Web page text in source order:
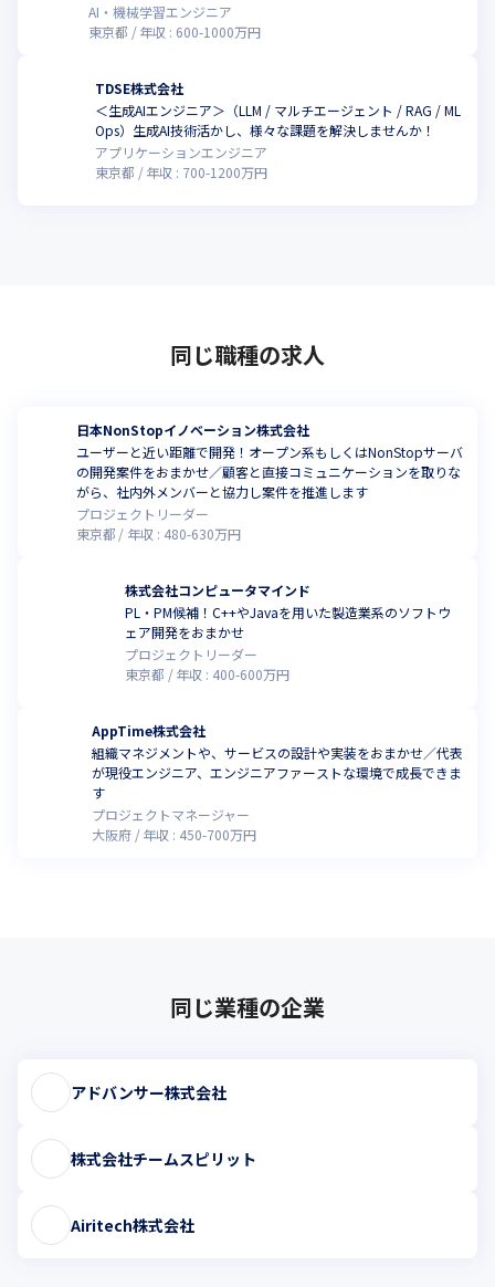
AI・機械学習エンジニア
東京都
年収 : 600-1000万円
TDSE株式会社
＜生成AIエンジニア＞（LLM / マルチエージェント / RAG / ML
Ops）生成AI技術活かし、様々な課題を解決しませんか！
アプリケーションエンジニア
東京都
年収 : 700-1200万円
同じ職種の求人
日本NonStopイノベーション株式会社
ユーザーと近い距離で開発！オープン系もしくはNonStopサーバ
の開発案件をおまかせ／顧客と直接コミュニケーションを取りな
がら、社内外メンバーと協力し案件を推進します
プロジェクトリーダー
東京都
年収 : 480-630万円
株式会社コンピュータマインド
PL・PM候補！C++やJavaを用いた製造業系のソフトウ
ェア開発をおまかせ
プロジェクトリーダー
東京都
年収 : 400-600万円
AppTime株式会社
組織マネジメントや、サービスの設計や実装をおまかせ／代表
が現役エンジニア、エンジニアファーストな環境で成長できま
す
プロジェクトマネージャー
大阪府
年収 : 450-700万円
同じ業種の企業
アドバンサー株式会社
株式会社チームスピリット
Airitech株式会社